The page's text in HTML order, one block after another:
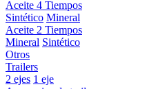
Aceite 4 Tiempos
Sintético Mineral
Aceite 2 Tiempos
Mineral Sintético
Otros
Trailers
2 ejes 1 eje